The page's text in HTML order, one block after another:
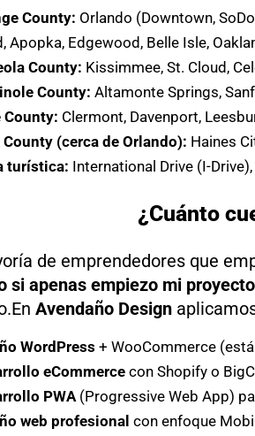
County: Orlando (Downtown,
Apopka, Edgewood, Belle Isle,
County: Kissimmee, St. Cloud,
County: Altamonte Springs,
County: Clermont, Davenport,
County (cerca de Orlando): Haines
turística: International Drive (I-
¿Cuánto
de emprendedores que
si apenas empiezo mi
Avendaño Design
WordPress + WooCommerce
eCommerce con Shopify o
PWA (Progressive Web App)
web profesional con enfoque